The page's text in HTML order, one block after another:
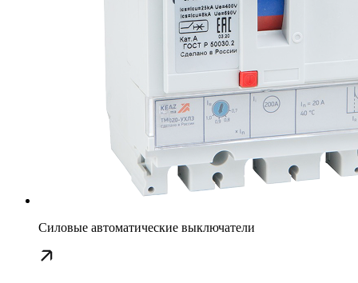
Силовые автоматические выключатели